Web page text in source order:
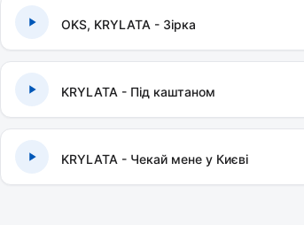
OKS, KRYLATA - Зірка
KRYLATA - Під каштаном
KRYLATA - Чекай мене у Києві